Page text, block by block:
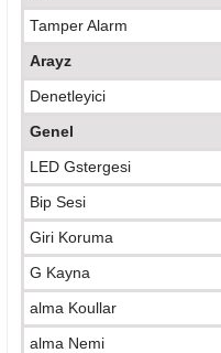
Tamper Alarm
Arayz
Denetleyici
Genel
LED Gstergesi
Bip Sesi
Giri Koruma
G Kayna
alma Koullar
alma Nemi